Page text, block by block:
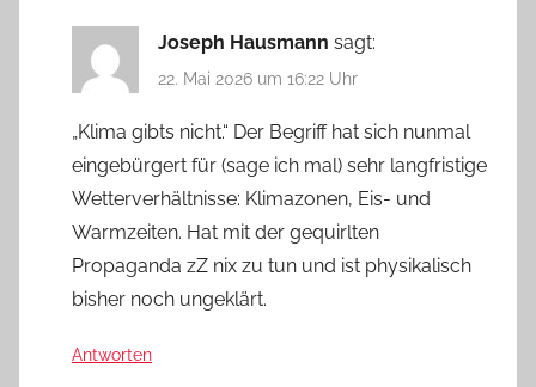
Joseph Hausmann sagt:
22. Mai 2026 um 16:22 Uhr
„Klima gibts nicht.“ Der Begriff hat sich nunmal
eingebürgert für (sage ich mal) sehr langfristige
Wetterverhältnisse: Klimazonen, Eis- und
Warmzeiten. Hat mit der gequirlten
Propaganda zZ nix zu tun und ist physikalisch
bisher noch ungeklärt.
Antworten